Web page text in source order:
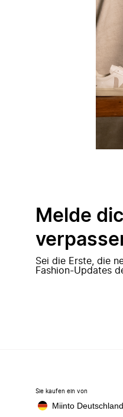
Melde
Sei die Erste, die
Fashion-Updates
Sie kaufen ein von
Miinto Deutschland